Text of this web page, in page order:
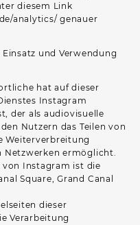
diesem Link
analytics/ genauer
und Verwendung
hat auf dieser
Instagram
der als audiovisuelle
Nutzern das Teilen von
Weiterverbreitung
Netzwerken ermöglicht.
Instagram ist die
Square, Grand Canal
dieser
Verarbeitung